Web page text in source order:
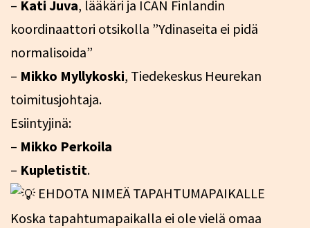
– Kati Juva, lääkäri ja ICAN Finlandin
koordinaattori otsikolla ”Ydinaseita ei pidä
normalisoida”
– Mikko Myllykoski, Tiedekeskus Heurekan
toimitusjohtaja.
Esiintyjinä:
– Mikko Perkoila
– Kupletistit.
EHDOTA NIMEÄ TAPAHTUMAPAIKALLE
Koska tapahtumapaikalla ei ole vielä omaa